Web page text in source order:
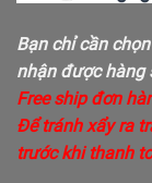
Bạn chỉ cần
nhận được hàng
Free ship đơn
Để tránh xẩy ra
trước khi thanh